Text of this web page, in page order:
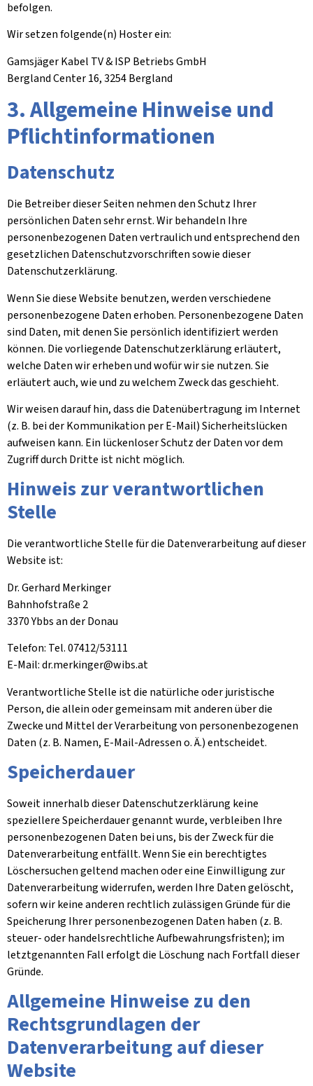
befolgen.
Wir setzen folgende(n) Hoster ein:
Gamsjäger Kabel TV & ISP Betriebs GmbH
Bergland Center 16, 3254 Bergland
3. Allgemeine Hinweise und
Pflicht­informationen
Datenschutz
Die Betreiber dieser Seiten nehmen den Schutz Ihrer
persönlichen Daten sehr ernst. Wir behandeln Ihre
personenbezogenen Daten vertraulich und entsprechend den
gesetzlichen Datenschutzvorschriften sowie dieser
Datenschutzerklärung.
Wenn Sie diese Website benutzen, werden verschiedene
personenbezogene Daten erhoben. Personenbezogene Daten
sind Daten, mit denen Sie persönlich identifiziert werden
können. Die vorliegende Datenschutzerklärung erläutert,
welche Daten wir erheben und wofür wir sie nutzen. Sie
erläutert auch, wie und zu welchem Zweck das geschieht.
Wir weisen darauf hin, dass die Datenübertragung im Internet
(z. B. bei der Kommunikation per E-Mail) Sicherheitslücken
aufweisen kann. Ein lückenloser Schutz der Daten vor dem
Zugriff durch Dritte ist nicht möglich.
Hinweis zur verantwortlichen
Stelle
Die verantwortliche Stelle für die Datenverarbeitung auf dieser
Website ist:
Dr. Gerhard Merkinger
Bahnhofstraße 2
3370 Ybbs an der Donau
Telefon: Tel. 07412/53111
E-Mail: dr.merkinger@wibs.at
Verantwortliche Stelle ist die natürliche oder juristische
Person, die allein oder gemeinsam mit anderen über die
Zwecke und Mittel der Verarbeitung von personenbezogenen
Daten (z. B. Namen, E-Mail-Adressen o. Ä.) entscheidet.
Speicherdauer
Soweit innerhalb dieser Datenschutzerklärung keine
speziellere Speicherdauer genannt wurde, verbleiben Ihre
personenbezogenen Daten bei uns, bis der Zweck für die
Datenverarbeitung entfällt. Wenn Sie ein berechtigtes
Löschersuchen geltend machen oder eine Einwilligung zur
Datenverarbeitung widerrufen, werden Ihre Daten gelöscht,
sofern wir keine anderen rechtlich zulässigen Gründe für die
Speicherung Ihrer personenbezogenen Daten haben (z. B.
steuer- oder handelsrechtliche Aufbewahrungsfristen); im
letztgenannten Fall erfolgt die Löschung nach Fortfall dieser
Gründe.
Allgemeine Hinweise zu den
Rechtsgrundlagen der
Datenverarbeitung auf dieser
Website